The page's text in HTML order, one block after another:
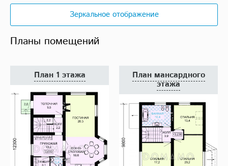
Планы помещений
Зеркальное отображение
План 1 этажа План мансардного
этажа